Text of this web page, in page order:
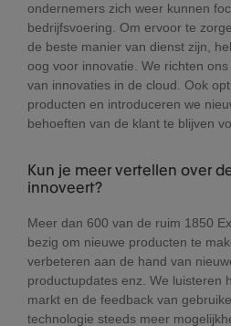
ondernemers zich weer kunnen
bedrijfsvoering. Om ervoor te
de beste manier van dienst zijn,
oog voor innovatie. We richten
van innovaties in de cloud. Ook
producten en introduceren we
behoeften van de klant te blijven
Kun je meer vertellen over
innoveert?
Meer dan 600 van de ruim 1850
bezig om nieuwe producten te
verbeteren aan de hand van
productupdates enz. We luisteren
markt en de feedback van
technologie steeds meer